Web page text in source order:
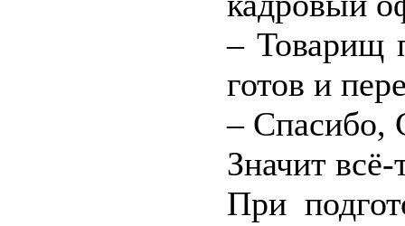
– Товарищ
готов и
– Спасибо,
Значит всё-
При